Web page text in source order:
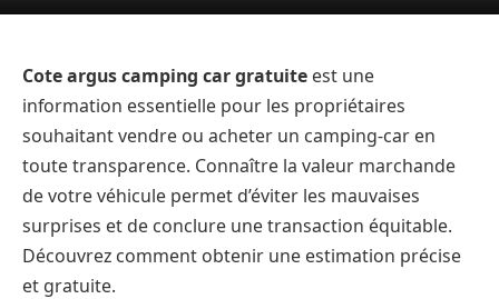
Cote argus camping car gratuite est une
information essentielle pour les propriétaires
souhaitant vendre ou acheter un camping-car en
toute transparence. Connaître la valeur marchande
de votre véhicule permet d’éviter les mauvaises
surprises et de conclure une transaction équitable.
Découvrez comment obtenir une estimation précise
et gratuite.